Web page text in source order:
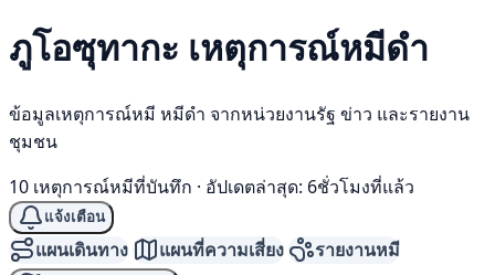
ภูโอซุทากะ เหตุการณ์หมีดำ
ข้อมูลเหตุการณ์หมี หมีดำ จากหน่วยงานรัฐ ข่าว และรายงาน
ชุมชน
10 เหตุการณ์หมีที่บันทึก · อัปเดตล่าสุด: 6ชั่วโมงที่แล้ว
แจ้งเตือน
แผนเดินทาง แผนที่ความเสี่ยง รายงานหมี